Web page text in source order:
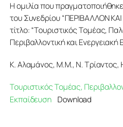
Η ομιλία που
του Συνεδρίου “ΠΕΡΙΒΑΛΛΟΝ
τίτλο: “Τουριστικός Τομέας,
Περιβαλλοντική και Ενεργειακή
Κ. Αλαμάνος, Μ.Μ., Ν. Τρίαντος,
Τουριστικός Τομέας,
Εκπαίδευση Download